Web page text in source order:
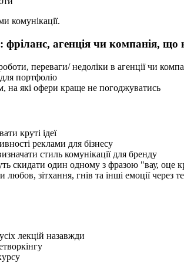
комунікації.
фріланс, агенція чи компанія, що
переваги/ недоліки в агенції чи
портфоліо
на які офери краще не погоджуватись
круті ідеї
реклами для бізнесу
стиль комунікації для бренду
скидати один одному з фразою "вау, оце
зітхання, гнів та інші емоції через
лекцій назавжди